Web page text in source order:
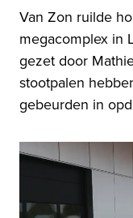
Van Zon ruilde
megacomplex in
gezet door
stootpalen
gebeurden in